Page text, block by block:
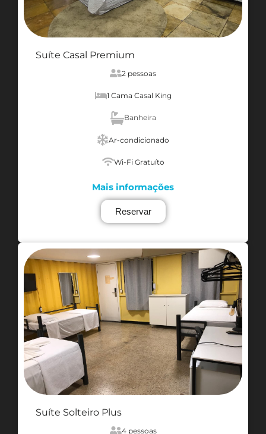
Suíte Casal Premium
2 pessoas
1 Cama Casal King
Banheira
Ar-condicionado
Wi-Fi Gratuíto
Mais informações
Reservar
Suíte Solteiro Plus
4 pessoas